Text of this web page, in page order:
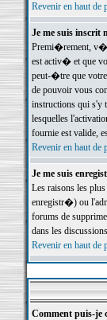
Revenir en haut de
Je me suis inscrit
Premi�rement,
est activ� et que
peut-�tre que
de pouvoir vous
instructions qui s'y
lesquelles
fournie est valide,
Revenir en haut de
Je me suis
Les raisons les
enregistr�) ou
forums de
dans les
Revenir en haut de
Comment puis-je